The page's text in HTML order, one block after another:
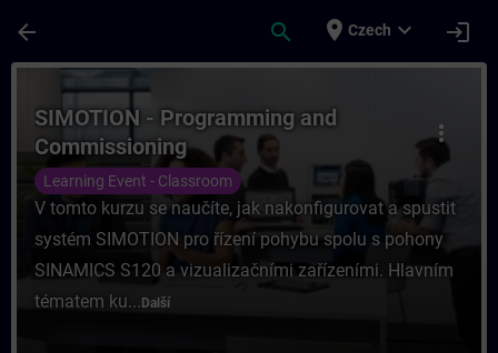
arrow_back search place Czech expand_more login
Kurz - SIMOTION - Programming and
more_vert
SIMOTION - Programming and
Commissioning
Learning Event - Classroom
V tomto kurzu se naučíte, jak nakonfigurovat a spustit
systém SIMOTION pro řízení pohybu spolu s pohony
SINAMICS S120 a vizualizačními zařízeními. Hlavním
tématem ku... Další